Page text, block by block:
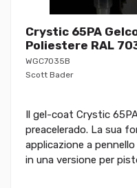
Crystic 65PA
Poliestere RAL
WGC7035B
Scott Bader
Il gel-coat Crystic
preacelerado. La sua
applicazione a
in una versione per